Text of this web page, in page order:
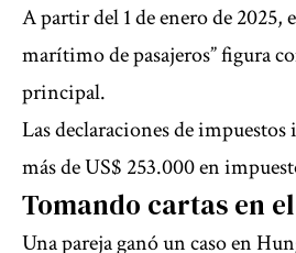
A partir del 1 de enero de 2025,
marítimo de pasajeros” figura
principal.
Las declaraciones de
más de US$ 253.000 en
Tomando cartas en
Una pareja ganó un caso en